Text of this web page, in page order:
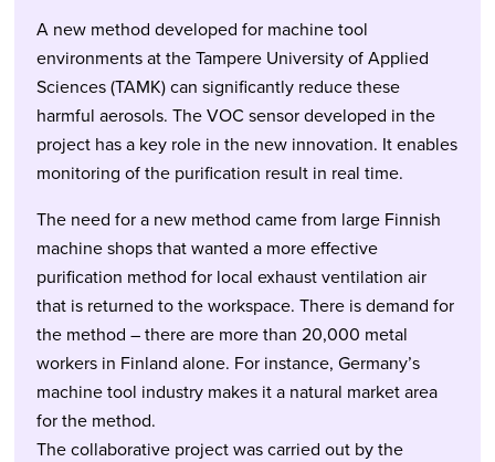
A new method developed for machine tool
environments at the Tampere University of Applied
Sciences (TAMK) can significantly reduce these
harmful aerosols. The VOC sensor developed in the
project has a key role in the new innovation. It enables
monitoring of the purification result in real time.
The need for a new method came from large Finnish
machine shops that wanted a more effective
purification method for local exhaust ventilation air
that is returned to the workspace. There is demand for
the method – there are more than 20,000 metal
workers in Finland alone. For instance, Germany’s
machine tool industry makes it a natural market area
for the method.
The collaborative project was carried out by the